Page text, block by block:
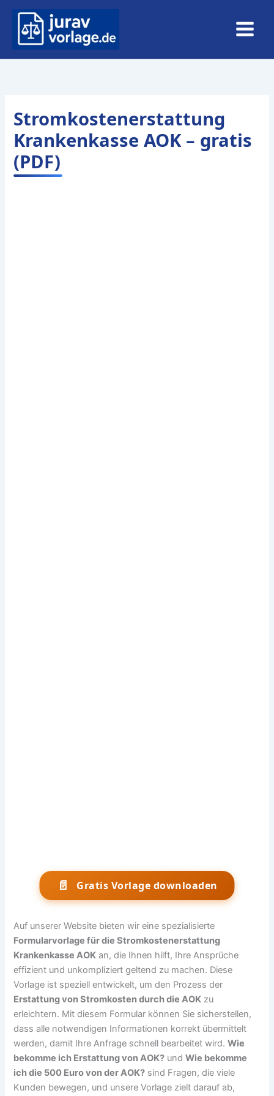
Zum
springen
Stromkostenerstattung
Krankenkasse AOK – gratis
(PDF)
📄 Gratis Vorlage downloaden
Auf unserer Website bieten wir eine spezialisierte
Formularvorlage für die Stromkostenerstattung
Krankenkasse AOK an, die Ihnen hilft, Ihre Ansprüche
effizient und unkompliziert geltend zu machen. Diese
Vorlage ist speziell entwickelt, um den Prozess der
Erstattung von Stromkosten durch die AOK zu
erleichtern. Mit diesem Formular können Sie sicherstellen,
dass alle notwendigen Informationen korrekt übermittelt
werden, damit Ihre Anfrage schnell bearbeitet wird.Wie
bekomme ich Erstattung von AOK? undWie bekomme
ich die 500 Euro von der AOK? sind Fragen, die viele
Kunden bewegen, und unsere Vorlage zielt darauf ab,